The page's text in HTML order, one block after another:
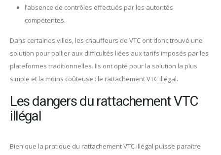
l’absence de contrôles effectués par les autorités
compétentes.
Dans certaines villes, les chauffeurs de VTC ont donc trouvé une
solution pour pallier aux difficultés liées aux tarifs imposés par les
plateformes traditionnelles. Ils ont opté pour la solution la plus
simple et la moins coûteuse : le rattachement VTC illégal.
Les dangers du rattachement VTC
illégal
Bien que la pratique du rattachement VTC illégal puisse paraître